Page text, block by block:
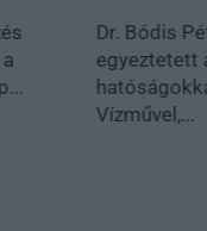
Dr. Bódis
egyeztetett
Vízművel,...